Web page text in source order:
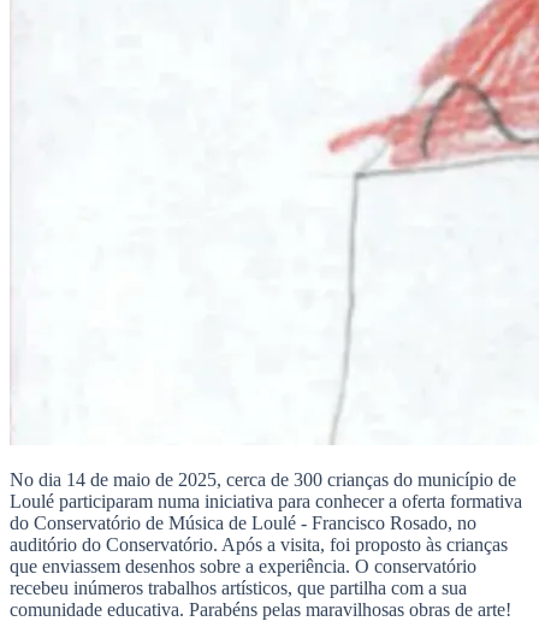
No dia 14 de maio de 2025, cerca de 300 crianças do município de
Loulé participaram numa iniciativa para conhecer a oferta formativa
do Conservatório de Música de Loulé - Francisco Rosado, no
auditório do Conservatório. Após a visita, foi proposto às crianças
que enviassem desenhos sobre a experiência. O conservatório
recebeu inúmeros trabalhos artísticos, que partilha com a sua
comunidade educativa. Parabéns pelas maravilhosas obras de arte!